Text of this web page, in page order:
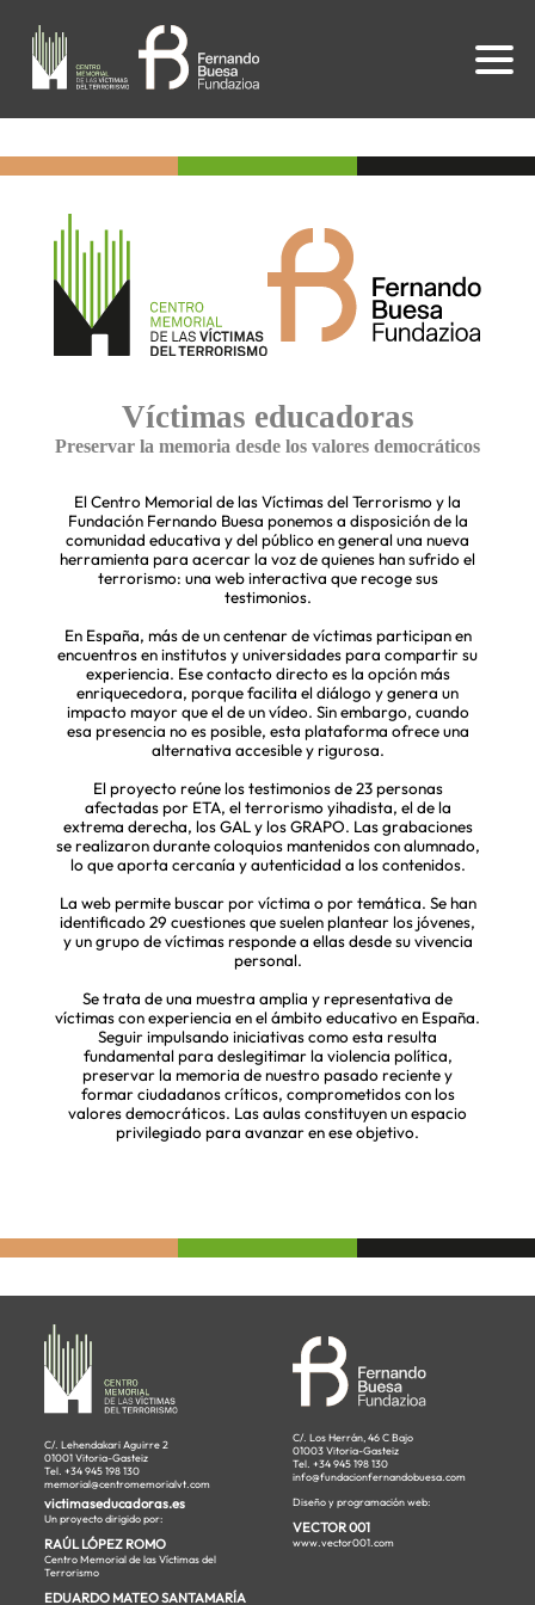
Víctimas educadoras
Preservar la memoria desde los valores democráticos
El Centro Memorial de las Víctimas del Terrorismo y la
Fundación Fernando Buesa ponemos a disposición de la
comunidad educativa y del público en general una nueva
herramienta para acercar la voz de quienes han sufrido el
terrorismo: una web interactiva que recoge sus
testimonios.
En España, más de un centenar de víctimas participan en
encuentros en institutos y universidades para compartir su
experiencia. Ese contacto directo es la opción más
enriquecedora, porque facilita el diálogo y genera un
impacto mayor que el de un vídeo. Sin embargo, cuando
esa presencia no es posible, esta plataforma ofrece una
alternativa accesible y rigurosa.
El proyecto reúne los testimonios de 23 personas
afectadas por ETA, el terrorismo yihadista, el de la
extrema derecha, los GAL y los GRAPO. Las grabaciones
se realizaron durante coloquios mantenidos con alumnado,
lo que aporta cercanía y autenticidad a los contenidos.
La web permite buscar por víctima o por temática. Se han
identificado 29 cuestiones que suelen plantear los jóvenes,
y un grupo de víctimas responde a ellas desde su vivencia
personal.
Se trata de una muestra amplia y representativa de
víctimas con experiencia en el ámbito educativo en España.
Seguir impulsando iniciativas como esta resulta
fundamental para deslegitimar la violencia política,
preservar la memoria de nuestro pasado reciente y
formar ciudadanos críticos, comprometidos con los
valores democráticos. Las aulas constituyen un espacio
privilegiado para avanzar en ese objetivo.
C/. Lehendakari Aguirre 2
01001 Vitoria-Gasteiz
Tel. +34 945 198 130
memorial@centromemorialvt.com
C/. Los Herrán, 46 C Bajo
01003 Vitoria-Gasteiz
Tel. +34 945 198 130
info@fundacionfernandobuesa.com
victimaseducadoras.es
Un proyecto dirigido por:
RAÚL LÓPEZ ROMO
Centro Memorial de las Víctimas del
Terrorismo
EDUARDO MATEO SANTAMARÍA
Diseño y programación web:
VECTOR 001
www.vector001.com